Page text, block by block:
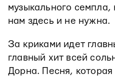
музыкального семпла,
нам здесь и не нужна.
За криками идет
главный хит всей
Дорна. Песня, которая